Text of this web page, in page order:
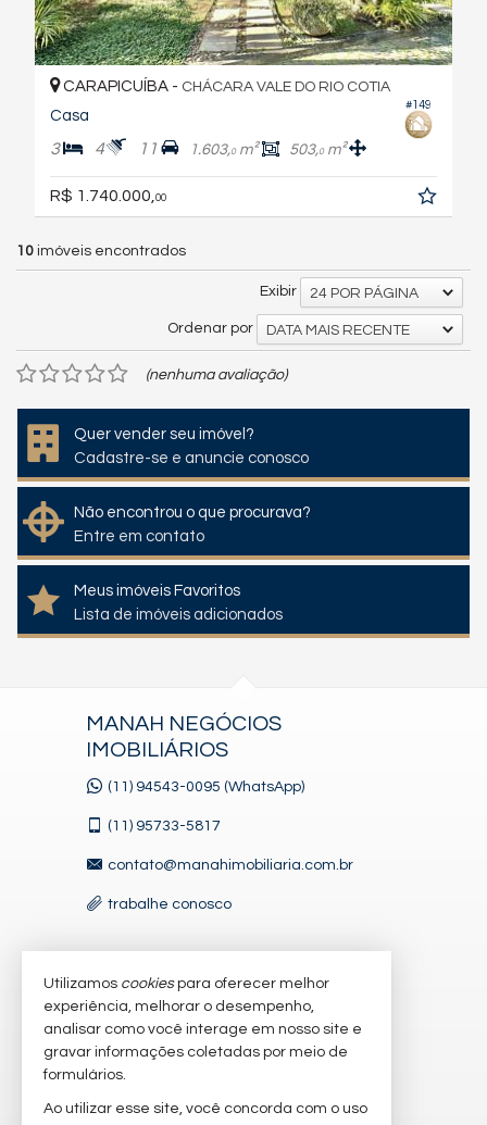
#149
CARAPICUÍBA - CHÁCARA VALE DO RIO COTIA
Casa
3 4 11 1.603,0m² 503,0m²
R$ 1.740.000, 00
10 imóveis encontrados
Exibir 24 POR PÁGINA
Ordenar por DATA MAIS RECENTE
(nenhuma avaliação)
Quer vender seu imóvel?
Cadastre-se e anuncie conosco
Não encontrou o que procurava?
Entre em contato
Meus imóveis Favoritos
Lista de imóveis adicionados
MANAH NEGÓCIOS
IMOBILIÁRIOS
(11) 94543-0095 (WhatsApp)
(11) 95733-5817
contato@manahimobiliaria.com.br
trabalhe conosco
VEJA MAIS
receba nosso newsletter
imóveis favoritos
Utilizamos cookiespara oferecer melhor
experiência, melhorar o desempenho,
analisar como você interage em nosso site e
gravar informações coletadas por meio de
formulários.
Ao utilizar esse site, você concorda com o uso